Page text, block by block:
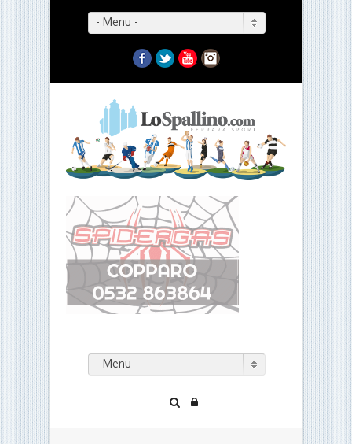
- Menu -
Facebook
TwitterYouTubeInstagram
- Menu -